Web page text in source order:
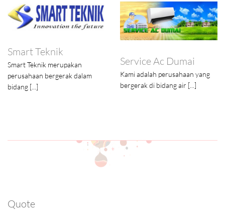
Smart Teknik
Smart Teknik merupakan
perusahaan bergerak dalam
bidang [...]
Service Ac Dumai
Kami adalah perusahaan yang
bergerak di bidang air [...]
Quote